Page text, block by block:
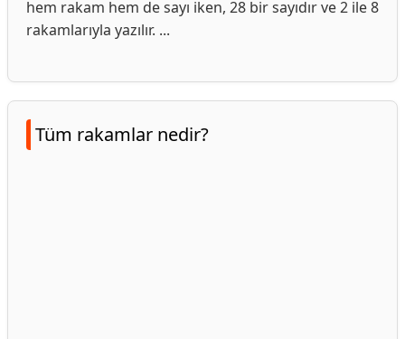
hem rakam hem de sayı iken, 28 bir sayıdır ve 2 ile 8
rakamlarıyla yazılır. ...
Tüm rakamlar nedir?